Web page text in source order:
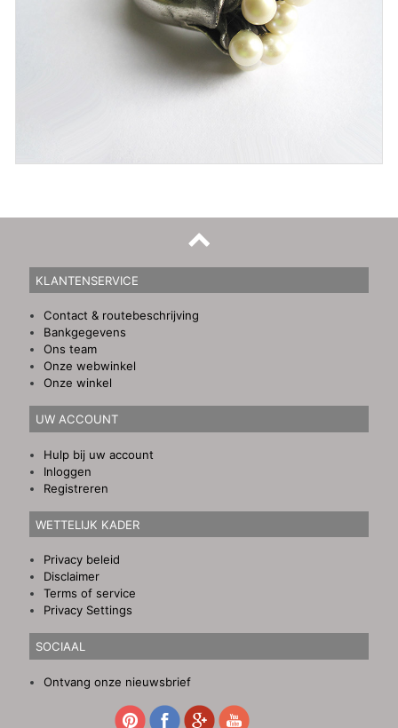
KLANTENSERVICE
Contact & routebeschrijving
Bankgegevens
Ons team
Onze webwinkel
Onze winkel
UW ACCOUNT
Hulp bij uw account
Inloggen
Registreren
WETTELIJK KADER
Privacy beleid
Disclaimer
Terms of service
Privacy Settings
SOCIAAL
Ontvang onze nieuwsbrief